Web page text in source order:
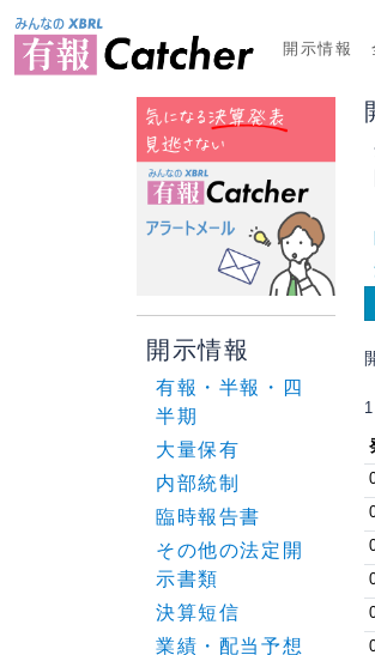
開示情報
開示情報
有報・半報・四
半期
大量保有
内部統制
臨時報告書
その他の法定開
示書類
決算短信
業績・配当予想